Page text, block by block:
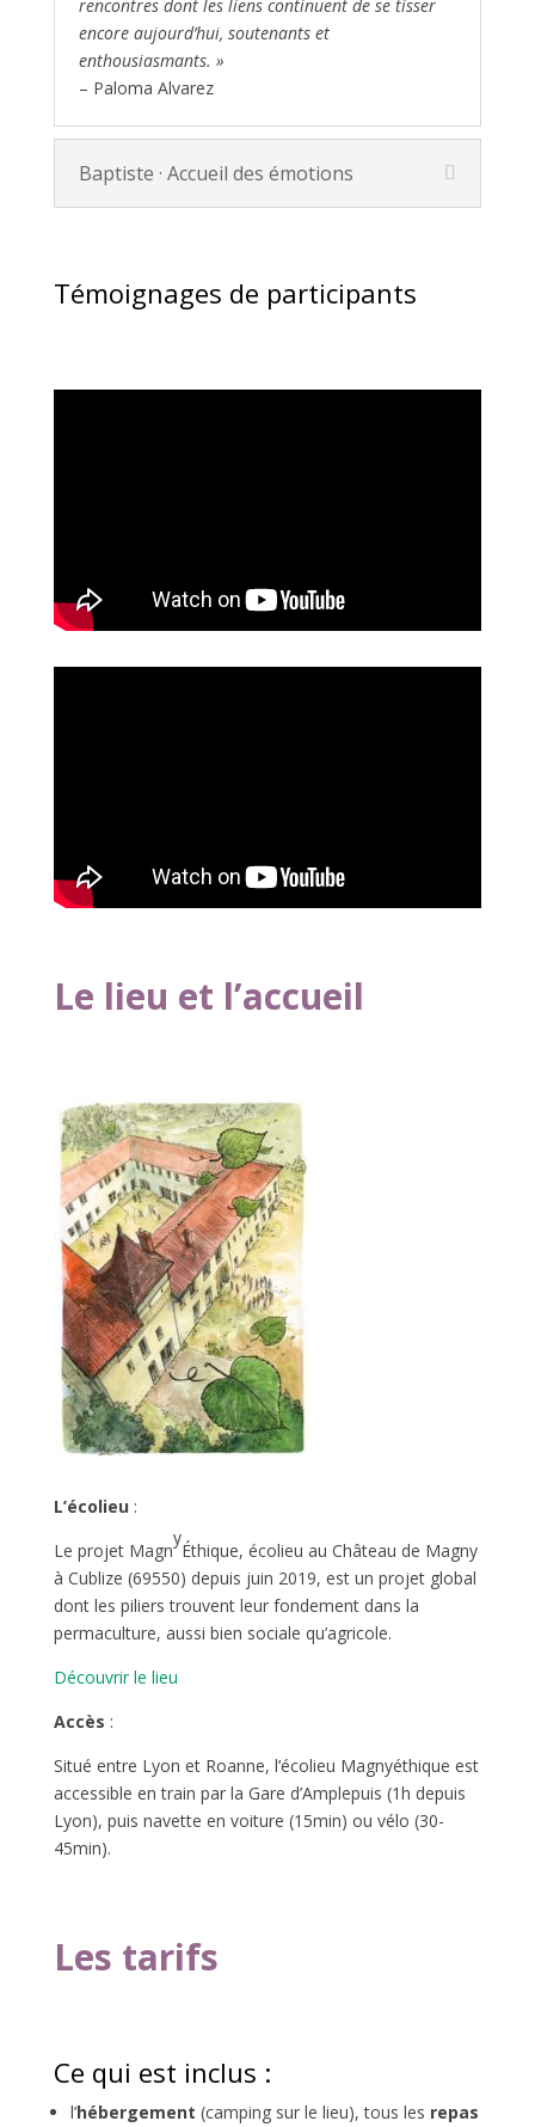
rencontres dont les liens continuent de se tisser
encore aujourd’hui, soutenants et
enthousiasmants. »
– Paloma Alvarez
Baptiste · Accueil des émotions
Témoignages de participants
Le lieu et l’accueil
L’écolieu:
Le projet Magn
y
Éthique, écolieu au Château de Magny
à Cublize (69550) depuis juin 2019, est un projet global
dont les piliers trouvent leur fondement dans la
permaculture, aussi bien sociale qu’agricole.
Découvrir le lieu
Accès :
Situé entre Lyon et Roanne, l’écolieu Magnyéthique est
accessible en train par la Gare d’Amplepuis (1h depuis
Lyon), puis navette en voiture (15min) ou vélo (30-
45min).
Les tarifs
Ce qui est inclus :
l’hébergement (camping sur le lieu), tous les repas